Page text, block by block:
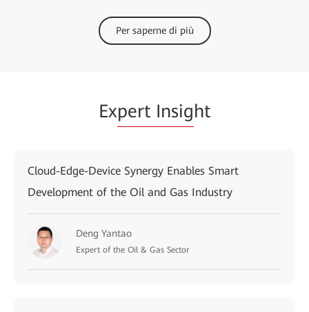
Per saperne di più
Expert Insight
Cloud-Edge-Device Synergy Enables Smart
Development of the Oil and Gas Industry
Deng Yantao
Expert of the Oil & Gas Sector